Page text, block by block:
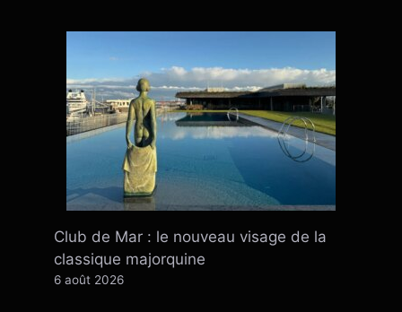
Club de Mar : le nouveau visage de la
classique majorquine
6 août 2026